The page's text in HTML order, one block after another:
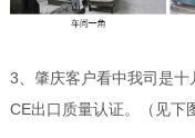
3、肇庆客户看中我司是
CE出口质量认证。（见下